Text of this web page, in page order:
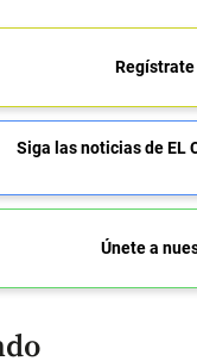
Siga las noticias de EL
Únete a